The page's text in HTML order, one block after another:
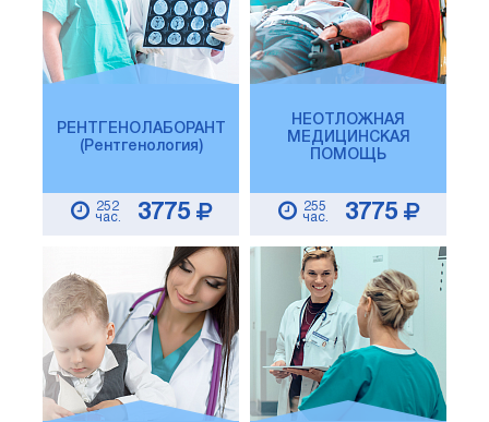
РЕНТГЕНОЛАБОРАНТ
(Рентгенология)
252
час.
3775
НЕОТЛОЖНАЯ
МЕДИЦИНСКАЯ
ПОМОЩЬ
255
час.
3775